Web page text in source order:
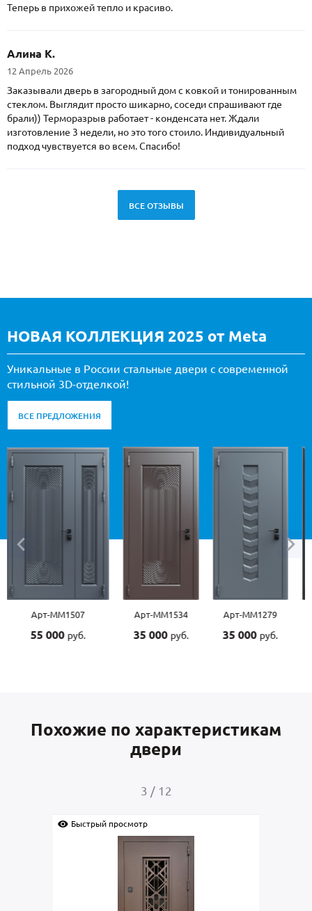
Теперь в прихожей тепло и красиво.
Алина К.
12 Апрель 2026
Заказывали дверь в загородный дом с ковкой и тонированным
стеклом. Выглядит просто шикарно, соседи спрашивают где
брали)) Терморазрыв работает - конденсата нет. Ждали
изготовление 3 недели, но это того стоило. Индивидуальный
подход чувствуется во всем. Спасибо!
ВСЕ ОТЗЫВЫ
НОВАЯ КОЛЛЕКЦИЯ 2025 от Meta
Уникальные в России стальные двери с современной
стильной 3D-отделкой!
ВСЕ ПРЕДЛОЖЕНИЯ
Арт-ММ1507
55 000руб.
Арт-ММ1534
35 000руб.
Арт-ММ1279
35 000руб.
Похожие по характеристикам
двери
4 / 12
Быстрый просмотр